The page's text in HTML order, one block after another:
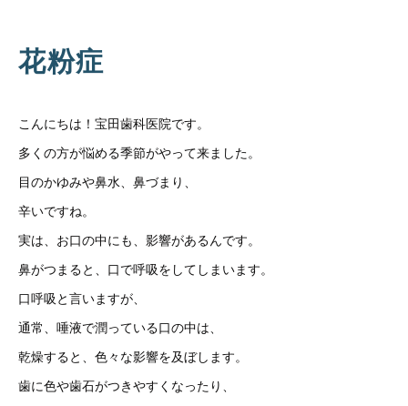
花粉症
こんにちは！宝田歯科医院です。
多くの方が悩める季節がやって来ました。
目のかゆみや鼻水、鼻づまり、
辛いですね。
実は、お口の中にも、影響があるんです。
鼻がつまると、口で呼吸をしてしまいます。
口呼吸と言いますが、
通常、唾液で潤っている口の中は、
乾燥すると、色々な影響を及ぼします。
歯に色や歯石がつきやすくなったり、